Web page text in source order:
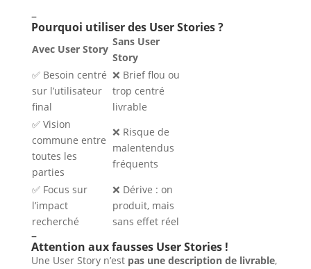
–
Pourquoi utiliser des User Stories ?
Avec User Story
Sans User
Story
✅ Besoin centré
sur l’utilisateur
final
❌ Brief flou ou
trop centré
livrable
✅ Vision
commune entre
toutes les
parties
❌ Risque de
malentendus
fréquents
✅ Focus sur
l’impact
recherché
❌ Dérive : on
produit, mais
sans effet réel
–
Attention aux fausses User Stories !
Une User Story n’est pas une description de livrable,